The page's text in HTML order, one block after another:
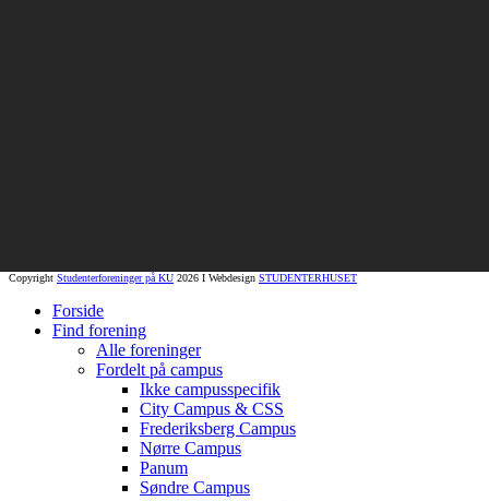
Copyright Studenterforeninger på KU 2026 I Webdesign STUDENTERHUSET
Forside
Find forening
Alle foreninger
Fordelt på campus
Ikke campusspecifik
City Campus & CSS
Frederiksberg Campus
Nørre Campus
Panum
Søndre Campus